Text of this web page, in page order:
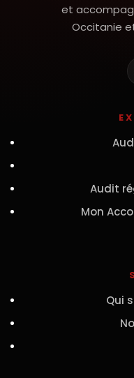
et
Occitanie
Audit
Mon
Qui